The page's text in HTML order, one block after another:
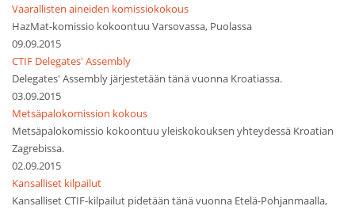
Vaarallisten aineiden komissiokokous
HazMat-komissio kokoontuu Varsovassa, Puolassa
09.09.2015
CTIF Delegates' Assembly
Delegates' Assembly järjestetään tänä vuonna Kroatiassa.
03.09.2015
Metsäpalokomission kokous
Metsäpalokomissio kokoontuu yleiskokouksen yhteydessä Kroatian
Zagrebissa.
02.09.2015
Kansalliset kilpailut
Kansalliset CTIF-kilpailut pidetään tänä vuonna Etelä-Pohjanmaalla,